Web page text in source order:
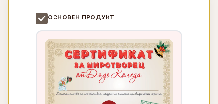
ОСНОВЕН ПРОДУКТ